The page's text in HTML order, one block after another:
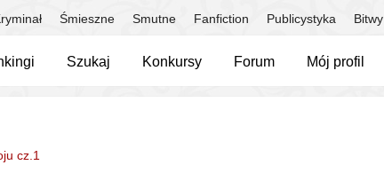
Śmieszne Smutne Fanfiction Publicystyka Bitwy
Szukaj Konkursy Forum Mój profil
cz.1